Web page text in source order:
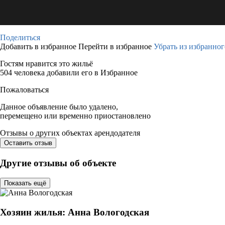
Поделиться
Добавить в избранное Перейти в избранное Убрать из
Гостям нравится это жильё
504 человека добавили его в Избранное
Пожаловаться
Данное объявление было удалено,
перемещено или временно приостановлено
Отзывы о других объектах арендодателя
Оставить отзыв
Другие отзывы об объекте
Показать ещё
Хозяин жилья: Анна Вологодская